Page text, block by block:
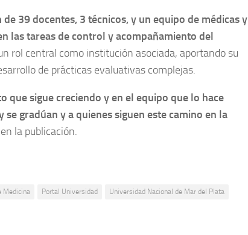
39 docentes, 3 técnicos, y un equipo de médicas y
las tareas de control y acompañamiento del
rol central como institución asociada, aportando su
de prácticas evaluativas complejas.
que sigue creciendo y en el equipo que lo hace
gradúan y a quienes siguen este camino en la
la publicación.
Medicina Portal Universidad
Universidad Nacional de Mar del Plata